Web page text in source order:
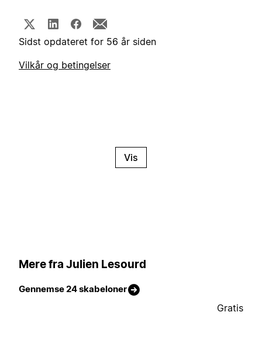
Sidst opdateret for 56 år siden
Vilkår og betingelser
Vis
Mere fra Julien Lesourd
Gennemse 24 skabeloner
Gratis